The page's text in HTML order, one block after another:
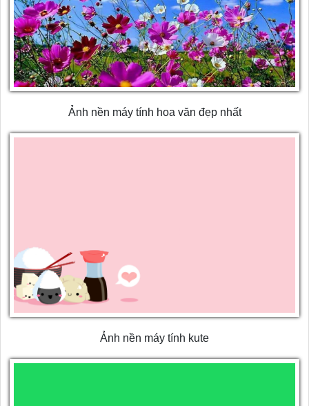
Ảnh nền máy tính hoa văn đẹp nhất
Ảnh nền máy tính kute